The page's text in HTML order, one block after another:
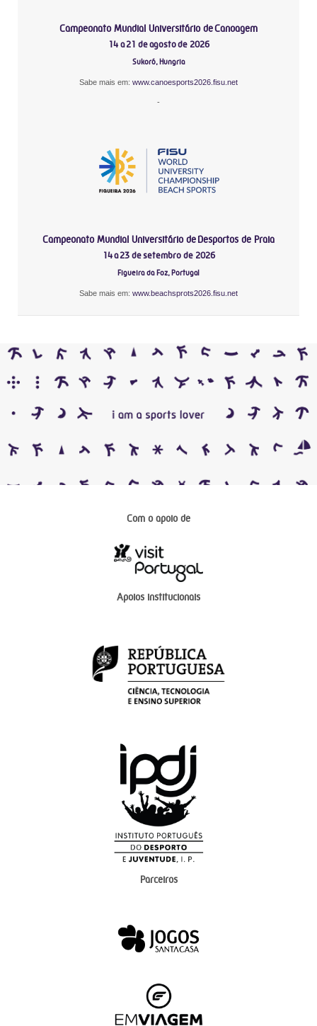
Campeonato Mundial Universitário de Canoagem
14 a 21 de agosto de 2026
Sukoró, Hungria
Sabe mais em: www.canoesports2026.fisu.net
-
Campeonato Mundial Universitário de Desportos de Praia
14 a 23 de setembro de 2026
Figueira da Foz, Portugal
Sabe mais em: www.beachsprots2026.fisu.net
Com o apoio de
Apoios institucionais
Parceiros